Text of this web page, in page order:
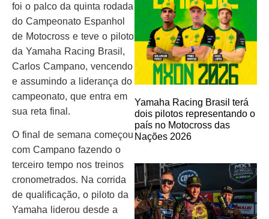
foi o palco da quinta rodada
do Campeonato Espanhol
de Motocross e teve o piloto
da Yamaha Racing Brasil,
Carlos Campano, vencendo
e assumindo a liderança do
campeonato, que entra em
sua reta final.
O final de semana começou
com Campano fazendo o
terceiro tempo nos treinos
cronometrados. Na corrida
de qualificação, o piloto da
Yamaha liderou desde a
Yamaha Racing Brasil terá
dois pilotos representando o
país no Motocross das
Nações 2026